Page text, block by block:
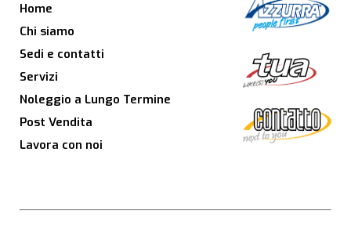
Home
Chi siamo
Sedi e contatti
Servizi
Noleggio a Lungo Termine
Post Vendita
Lavora con noi